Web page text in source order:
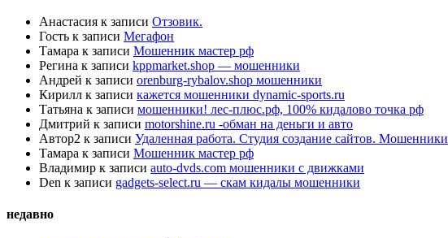
Анастасия к записи Отзовик.
Гость к записи Мегафон
Тамара к записи Мошенник мастер рф
Регина к записи kppmarket.shop — мошенники
Андрей к записи orenburg-rybalov.shop мошенники
Кирилл к записи кажется мошенники dynamic-sports.ru
Татьяна к записи мошенники! лес-плюс.рф, 100% кидалово точка рф
Дмитрий к записи motorshine.ru -обман на деньги и авто
Автор2 к записи Удаленная работа. Студия создание сайтов. Мошенники
Тамара к записи Мошенник мастер рф
Владимир к записи auto-dvds.com мошенники с движками
Den к записи gadgets-select.ru — скам кидалы мошенники
недавно